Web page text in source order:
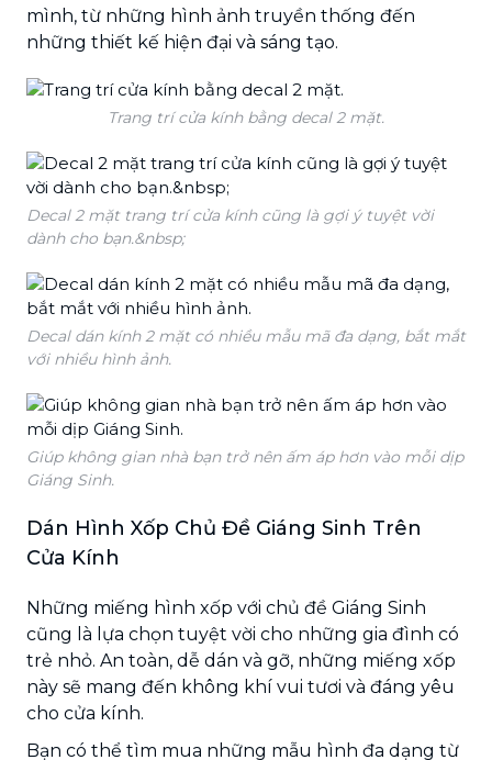
mình, từ những hình ảnh truyền thống đến
những thiết kế hiện đại và sáng tạo.
Trang trí cửa kính bằng decal 2 mặt.
Decal 2 mặt trang trí cửa kính cũng là gợi ý tuyệt vời
dành cho bạn.&nbsp;
Decal dán kính 2 mặt có nhiều mẫu mã đa dạng, bắt mắt
với nhiều hình ảnh.
Giúp không gian nhà bạn trở nên ấm áp hơn vào mỗi dịp
Giáng Sinh.
Dán Hình Xốp Chủ Đề Giáng Sinh Trên
Cửa Kính
Những miếng hình xốp với chủ đề Giáng Sinh
cũng là lựa chọn tuyệt vời cho những gia đình có
trẻ nhỏ. An toàn, dễ dán và gỡ, những miếng xốp
này sẽ mang đến không khí vui tươi và đáng yêu
cho cửa kính.
Bạn có thể tìm mua những mẫu hình đa dạng từ